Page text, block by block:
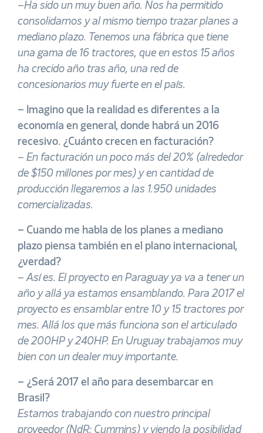
–Ha sido un muy buen año. Nos ha permitido
consolidarnos y al mismo tiempo trazar planes a
mediano plazo. Tenemos una fábrica que tiene
una gama de 16 tractores, que en estos 15 años
ha crecido año tras año, una red de
concesionarios muy fuerte en el país.
– Imagino que la realidad es diferentes a la
economía en general, donde habrá un 2016
recesivo. ¿Cuánto crecen en facturación?
– En facturación un poco más del 20% (alrededor
de $150 millones por mes) y en cantidad de
producción llegaremos a las 1.950 unidades
comercializadas.
– Cuando me habla de los planes a mediano
plazo piensa también en el plano internacional,
¿verdad?
–Así es. El proyecto en Paraguay ya va a tener un
año y allá ya estamos ensamblando. Para 2017 el
proyecto es ensamblar entre 10 y 15 tractores por
mes. Allá los que más funciona son el articulado
de 200HP y 240HP. En Uruguay trabajamos muy
bien con un dealer muy importante.
– ¿Será 2017 el año para desembarcar en
Brasil?
Estamos trabajando con nuestro principal
proveedor (NdR: Cummins) y viendo la posibilidad